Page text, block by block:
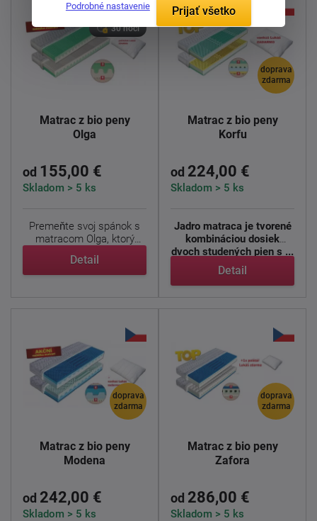
30 nocí
Matrac z bio peny
Olga
od 155,00 €
Skladom > 5 ks
Premeňte svoj spánok s
matracom Olga, ktorý
Detail
doprava
zdarma
Matrac z bio peny
Korfu
od 224,00 €
Skladom > 5 ks
Jadro matraca je tvorené
kombináciou dosiek
dvoch studených pien s ...
Detail
doprava
zdarma
Matrac z bio peny
Modena
od 242,00 €
Skladom > 5 ks
doprava
zdarma
Matrac z bio peny
Zafora
od 286,00 €
Skladom > 5 ks
Podrobné nastavenie Prijať všetko